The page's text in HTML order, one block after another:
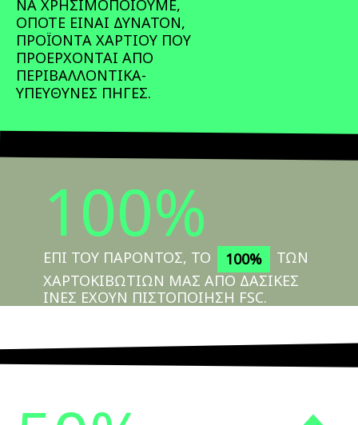
ΝΑ ΧΡΗΣΙΜΟΠΟΙΟΥΜΕ,
ΟΠΟΤΕ ΕΙΝΑΙ ΔΥΝΑΤΟΝ,
ΠΡΟΪΟΝΤΑ ΧΑΡΤΙΟΥ ΠΟΥ
ΠΡΟΕΡΧΟΝΤΑΙ ΑΠΟ
ΠΕΡΙΒΑΛΛΟΝΤΙΚΑ-
ΥΠΕΥΘΥΝΕΣ ΠΗΓΕΣ.
100%
ΕΠΙ ΤΟΥ ΠΑΡΟΝΤΟΣ, ΤΟ 100%
ΤΩΝ
ΧΑΡΤΟΚΙΒΩΤΙΩΝ ΜΑΣ ΑΠΟ ΔΑΣΙΚΕΣ
ΙΝΕΣ ΕΧΟΥΝ ΠΙΣΤΟΠΟΙΗΣΗ FSC.